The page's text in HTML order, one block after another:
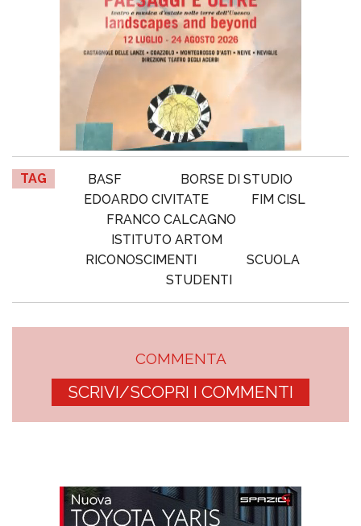
TAG BASF
BORSE DI STUDIO
EDOARDO CIVITATE
FIM CISL
FRANCO CALCAGNO
ISTITUTO ARTOM
RICONOSCIMENTI
SCUOLA
STUDENTI
COMMENTA
SCRIVI/SCOPRI I COMMENTI